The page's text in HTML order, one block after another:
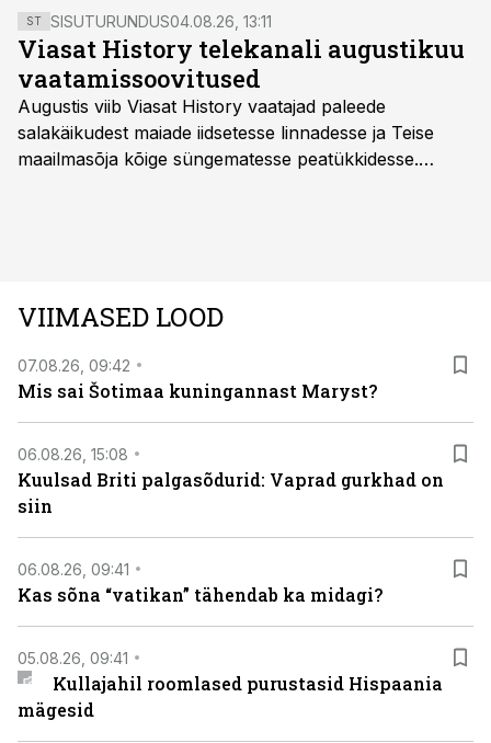
teadlane, keda tema lugematud õpilased kutsusid
Viimaseks Suureks Igakülgseks, andes niiviisi märku
oma õpetaja ülilaialdastest teadmistest nii astronoomias
kui muudeski valdkondades.
ST SISUTURUNDUS04.08.26, 13:11
Viasat History telekanali augustikuu
vaatamissoovitused
Augustis viib Viasat History vaatajad paleede
salakäikudest maiade iidsetesse linnadesse ja Teise
maailmasõja kõige süngematesse peatükkidesse.
viasathistory.eu/ee
VIIMASED LOOD
07.08.26, 09:42
Mis sai Šotimaa kuningannast Maryst?
06.08.26, 15:08
Kuulsad Briti palgasõdurid: Vaprad gurkhad on
siin
06.08.26, 09:41
Kas sõna “vatikan” tähendab ka midagi?
05.08.26, 09:41
Kullajahil roomlased purustasid Hispaania
mägesid